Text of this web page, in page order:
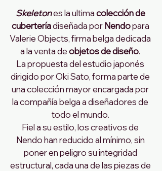
Skeleton es la ultima colección de
cubertería diseñada por Nendo para
Valerie Objects, firma belga dedicada
a la venta de objetos de diseño.
La propuesta del estudio japonés
dirigido por Oki Sato, forma parte de
una colección mayor encargada por
la compañía belga a diseñadores de
todo el mundo.
Fiel a su estilo, los creativos de
Nendo han reducido al mínimo, sin
poner en peligro su integridad
estructural, cada una de las piezas de